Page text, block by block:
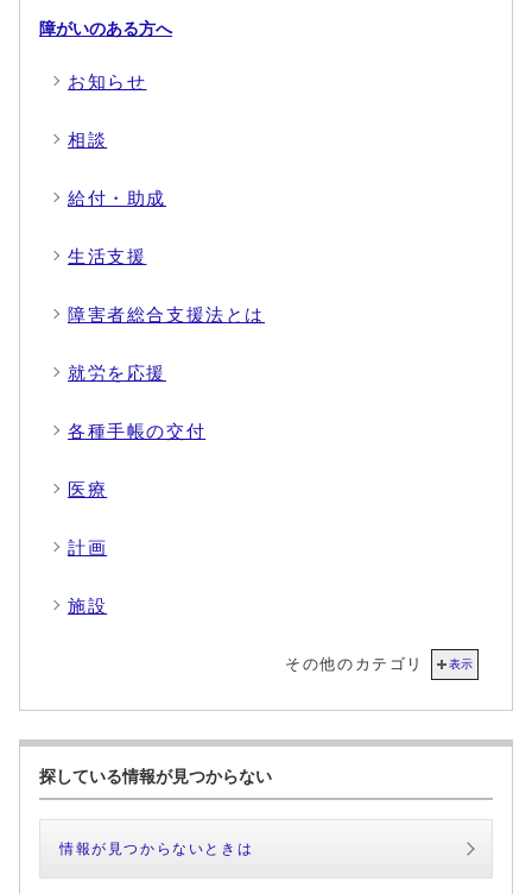
障がいのある方へ
お知らせ
相談
給付・助成
生活支援
障害者総合支援法とは
就労を応援
各種手帳の交付
医療
計画
施設
その他のカテゴリ 表示
探している情報が見つからない
情報が見つからないときは